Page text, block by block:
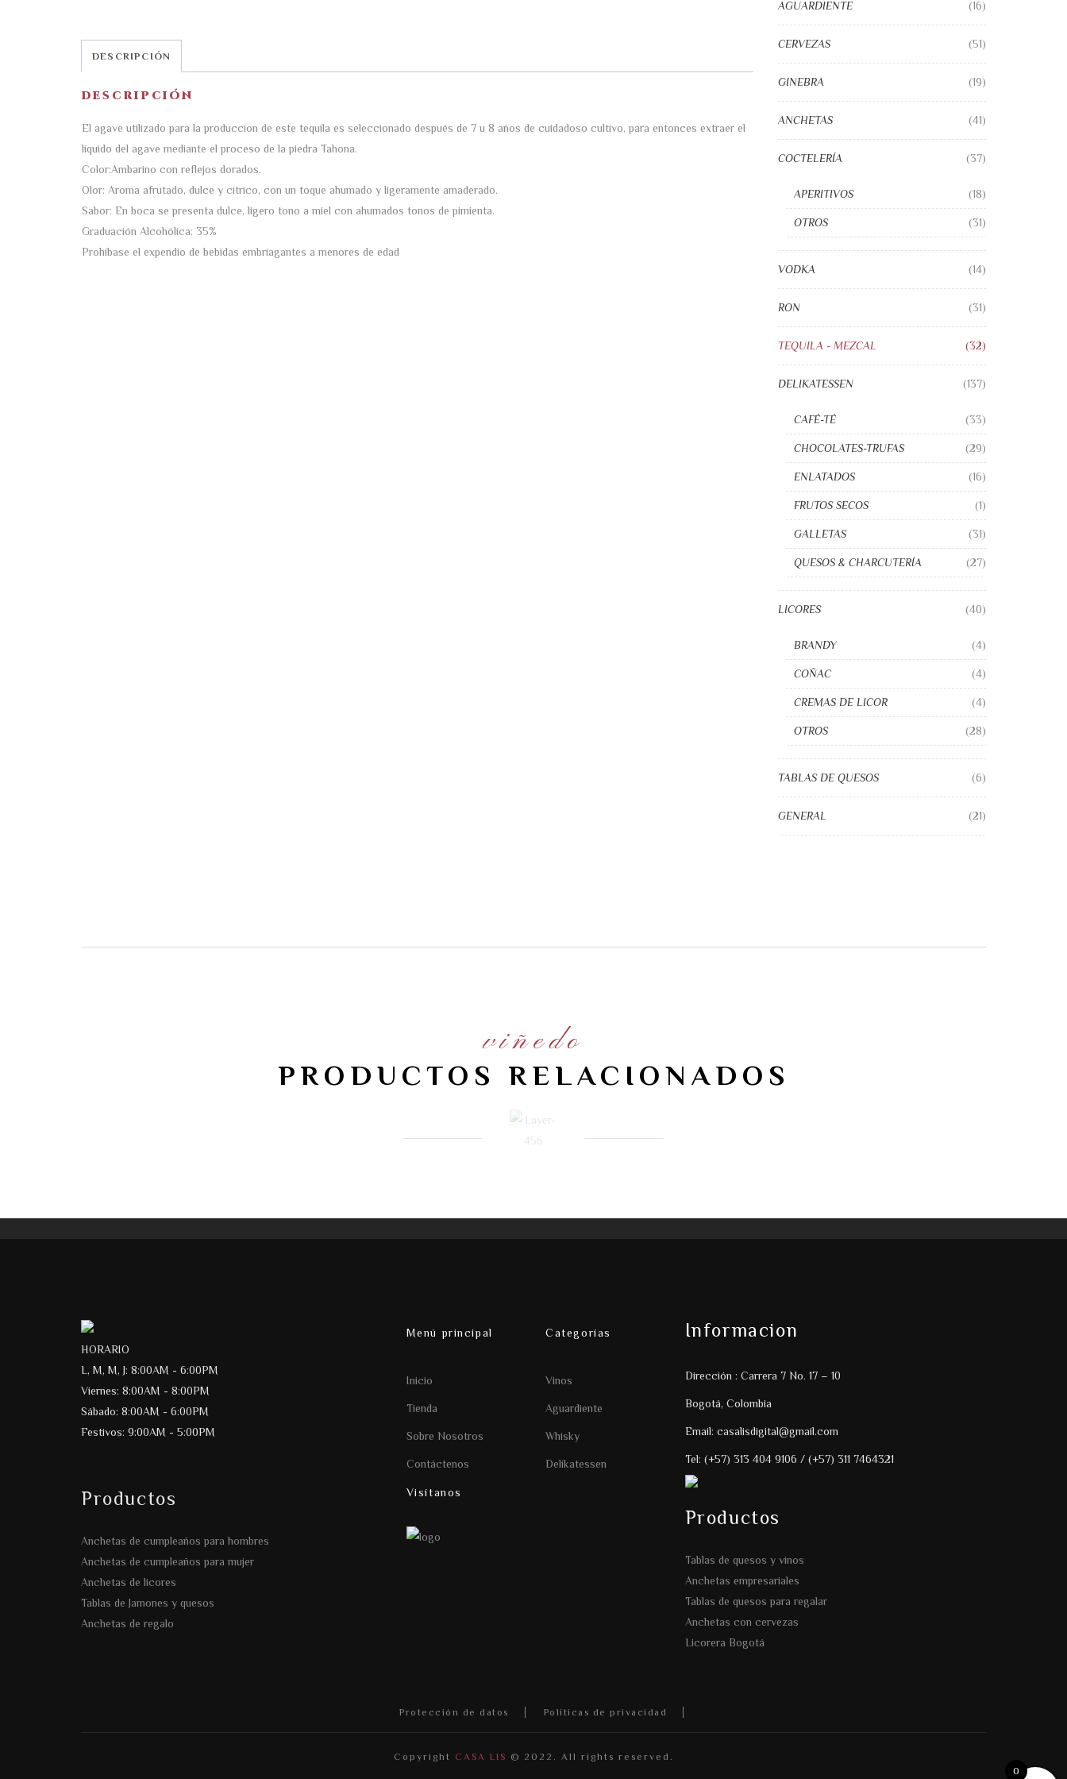
DESCRIPCIÓN
DESCRIPCIÓN
El agave utilizado para la produccíon de este tequila es seleccionado después de 7 u 8 años de cuidadoso cultivo, para entonces extraer el
líquido del agave mediante el proceso de la piedra Tahona.
Color:Ambarino con reflejos dorados.
Olor: Aroma afrutado, dulce y cítrico, con un toque ahumado y ligeramente amaderado.
Sabor: En boca se presenta dulce, ligero tono a miel con ahumados tonos de pimienta.
Graduación Alcohólica: 35%
Prohibase el expendio de bebidas embriagantes a menores de edad
AGUARDIENTE (16)
CERVEZAS (51)
GINEBRA (19)
ANCHETAS (41)
COCTELERÍA (37)
APERITIVOS (18)
OTROS (31)
VODKA (14)
RON (31)
TEQUILA - MEZCAL (32)
DELIKATESSEN (137)
CAFÉ-TÉ (33)
CHOCOLATES-TRUFAS (29)
ENLATADOS (16)
FRUTOS SECOS (1)
GALLETAS (31)
QUESOS & CHARCUTERÍA (27)
LICORES (40)
BRANDY (4)
COÑAC (4)
CREMAS DE LICOR (4)
OTROS (28)
TABLAS DE QUESOS (6)
GENERAL (21)
viñedo
PRODUCTOS RELACIONADOS
HORARIO
L, M, M, J: 8:00AM - 6:00PM
Viernes: 8:00AM - 8:00PM
Sábado: 8:00AM - 6:00PM
Festivos: 9:00AM - 5:00PM
Productos
Anchetas de cumpleaños para hombres
Anchetas de cumpleaños para mujer
Anchetas de licores
Tablas de Jamones y quesos
Anchetas de regalo
Menú principal
Inicio
Tienda
Sobre Nosotros
Contáctenos
Visítanos
Categorías
Vinos
Aguardiente
Whisky
Delikatessen
Informacion
Dirección : Carrera 7 No. 17 – 10
Bogotá, Colombia
Email: casalisdigital@gmail.com
Tel: (+57) 313 404 9106 / (+57) 311 7464321
Productos
Tablas de quesos y vinos
Anchetas empresariales
Tablas de quesos para regalar
Anchetas con cervezas
Licorera Bogotá
Protección de datos Políticas de privacidad
Copyright CASA LIS © 2022. All rights reserved.
0